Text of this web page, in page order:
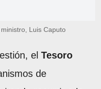
Luis Caputo
el Tesoro
de